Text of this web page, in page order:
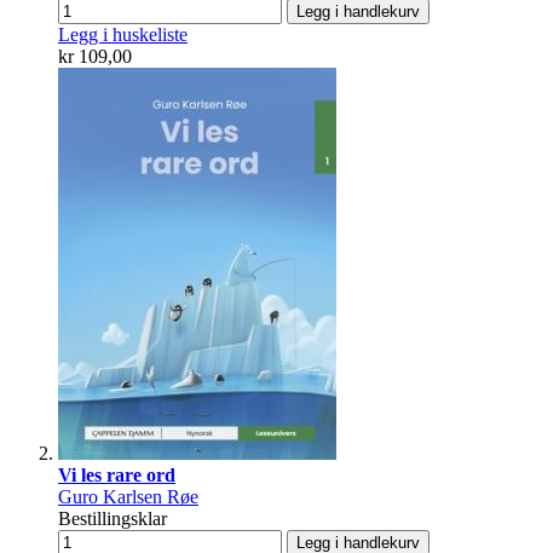
Legg i handlekurv
Legg i huskeliste
kr 109,00
Vi les rare ord
Guro Karlsen Røe
Bestillingsklar
Legg i handlekurv